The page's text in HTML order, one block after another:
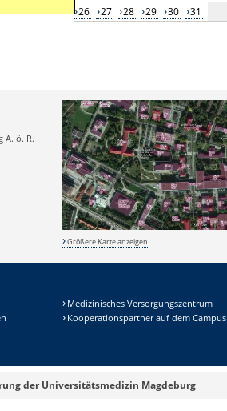
26
27 28 29 30 31
A. ö. R.
Größere Karte anzeigen
Medizinisches Versorgungszentrum
Kooperationspartner auf dem Campus
der Universitätsmedizin Magdeburg